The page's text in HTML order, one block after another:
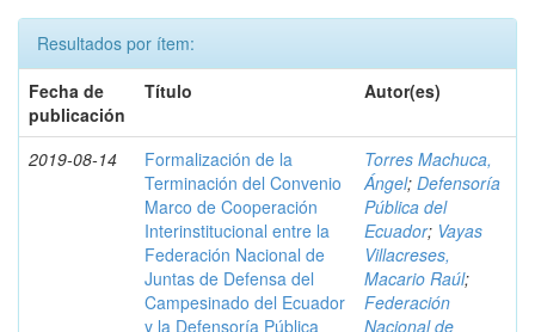
Resultados por ítem:
Fecha de
publicación
Título Autor(es)
2019-08-14
Formalización de la
Terminación del Convenio
Marco de Cooperación
Interinstitucional entre la
Federación Nacional de
Juntas de Defensa del
Campesinado del Ecuador
y la Defensoría Pública
Torres Machuca,
Ángel; Defensoría
Pública del
Ecuador; Vayas
Villacreses,
Macario Raúl;
Federación
Nacional de